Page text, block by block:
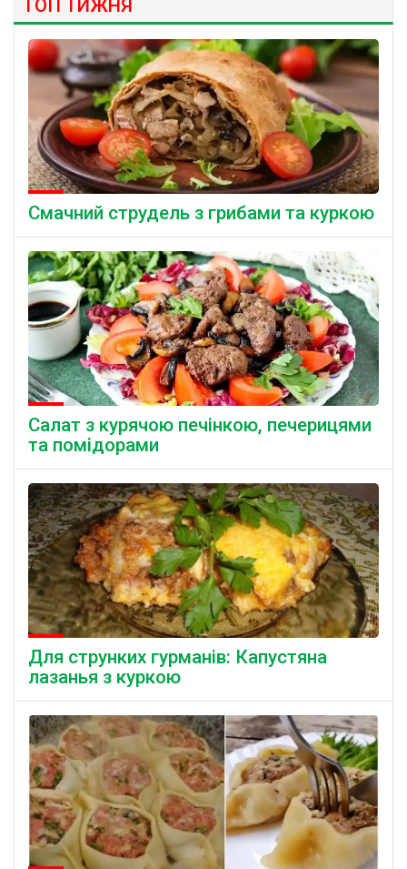
ТОП ТИЖНЯ
Смачний струдель з грибами та куркою
Салат з курячою печінкою, печерицями
та помідорами
Для струнких гурманів: Капустяна
лазанья з куркою